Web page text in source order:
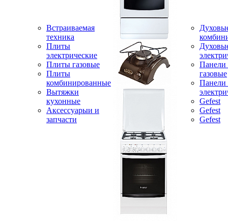
Встраиваемая
техника
Плиты
электрические
Плиты газовые
Плиты
комбинированные
Вытяжки
кухонные
Аксессуарыи и
запчасти
Панели
газовые
Панели
Gefest
Gefest
Gefest